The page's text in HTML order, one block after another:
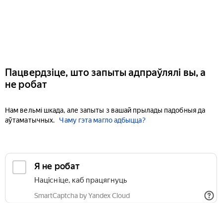
Пацвердзіце, што запыты адпраўлялі вы, а
не робат
Нам вельмі шкада, але запыты з вашай прылады падобныя да
аўтаматычных.
Чаму гэта магло адбыцца?
Я не робат
Націсніце, каб працягнуць
SmartCaptcha by Yandex Cloud